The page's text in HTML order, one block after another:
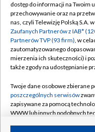
Abonament TVP
Emisja w TVP
Centrum informacji
Naziemna Telewizja
Rada Programowa
System NOS
Informacje o nadawcy
dostęp do informacji na Twoim
przechowywanie oraz na
nas, czyli Telewizję Polską S.A.
Zaufanych Partnerów z IAB*
Partnerów TVP (93 firm), w
zautomatyzowanego
mierzenia ich skuteczności) i
także zgody na udostępnianie
Twoje dane osobowe zbierane
poszczególnych serwisów
zapisywane za pomocą
WWW lub innych podobnych